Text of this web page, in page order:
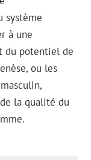
système
à une
du potentiel de
ou les
la qualité du